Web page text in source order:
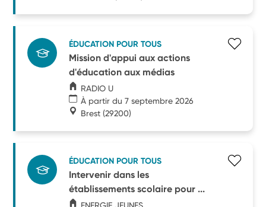
ÉDUCATION POUR TOUS
Mission d'appui aux actions
d'éducation aux médias
RADIO U
À partir du 7 septembre 2026
Brest (29200)
ÉDUCATION POUR TOUS
Intervenir dans les
établissements scolaire pour ...
ENERGIE JEUNES